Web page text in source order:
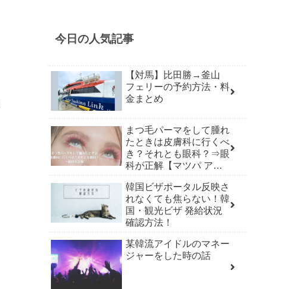
今日の人気記事
【対馬】比田勝→釜山
フェリーの予約方法・料
金まとめ
まつ毛パーマをして腫れ
たときは皮膚科に行くべ
き？それとも眼科？⇒眼
科が正解【マツパ アレ
韓国ビザポータル反映さ
れなくても焦らない！韓
国・観光ビザ 発給状況
確認方法！
某韓流アイドルのマネー
ジャーをした時の話